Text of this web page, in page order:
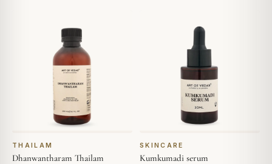
THAILAM
Dhanwantharam Thailam
SKINCARE
Kumkumadi serum